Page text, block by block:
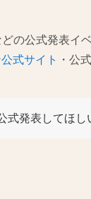
どの公式発表イ
式サイト ・公
式発表してほし